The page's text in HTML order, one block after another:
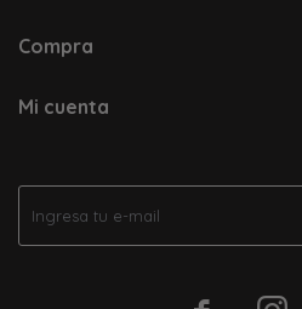
Compra
Mi cuenta